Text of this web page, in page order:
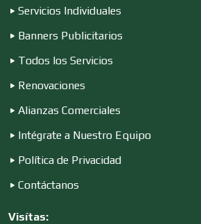
Control de Plagas
Conversiones Automotrices
Copiadoras
Servicios Individuales
Banners Publicitarios
Todos los Servicios
Renovaciones
Alianzas Comerciales
Intégrate a Nuestro Equipo
Política de Privacidad
Contáctanos
Visítas: